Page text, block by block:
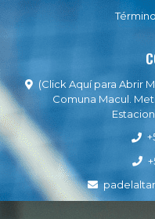
(Click Aquí para Abrir
Comuna Macul.